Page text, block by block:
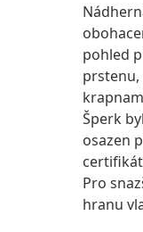
pohled
Šperk
osazen
Pro
hranu